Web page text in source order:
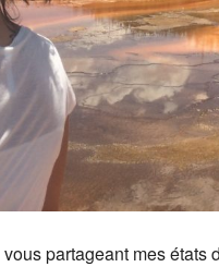
partageant mes états